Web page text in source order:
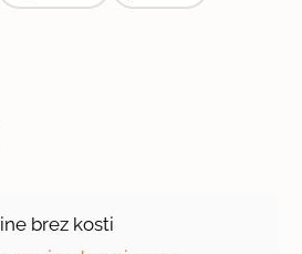
brez kosti